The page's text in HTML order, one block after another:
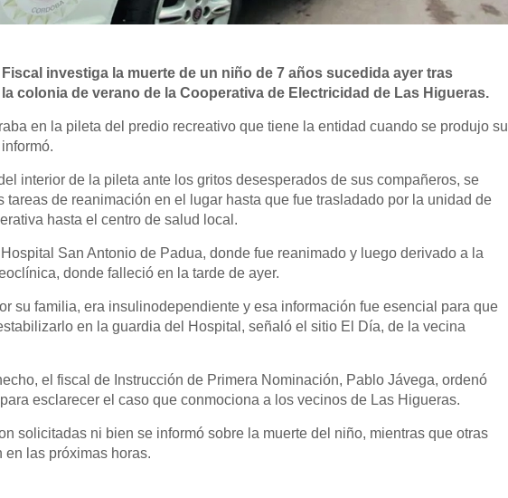
investiga la muerte de un niño de 7 años sucedida ayer tras
colonia de verano de la Cooperativa de Electricidad de Las Higueras.
en la pileta del predio recreativo que tiene la entidad cuando se produjo su
interior de la pileta ante los gritos desesperados de sus compañeros, se
tareas de reanimación en el lugar hasta que fue trasladado por la unidad de
hasta el centro de salud local.
San Antonio de Padua, donde fue reanimado y luego derivado a la
donde falleció en la tarde de ayer.
su familia, era insulinodependiente y esa información fue esencial para que
en la guardia del Hospital, señaló el sitio El Día, de la vecina
el fiscal de Instrucción de Primera Nominación, Pablo Jávega, ordenó
esclarecer el caso que conmociona a los vecinos de Las Higueras.
solicitadas ni bien se informó sobre la muerte del niño, mientras que otras
las próximas horas.